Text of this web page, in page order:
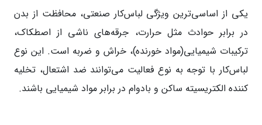
یکی از اساسی‌ترین ویژگی لباس‌کار صنعتی، محافظت از بدن
در برابر حوادث مثل حرارت، جرقه‌های ناشی از اصطکاک،
ترکیبات شیمیایی(مواد خورنده)، خراش و ضربه است. این نوع
لباس‌کار با توجه به نوع فعالیت می‌توانند ضد اشتعال، تخلیه
کننده الکتریسیته ساکن و بادوام در برابر مواد شیمیایی باشند.